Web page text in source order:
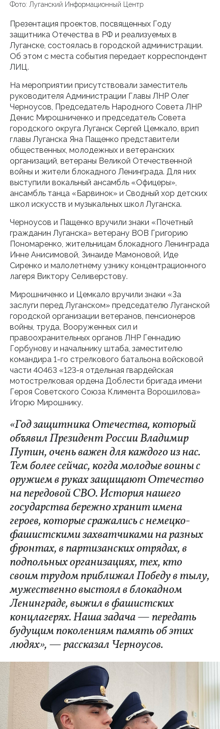
Фото: Луганский Информационный Центр
Презентация проектов, посвященных Году
защитника Отечества в РФ и реализуемых в
Луганске, состоялась в городской администрации.
Об этом с места события передает корреспондент
ЛИЦ.
На мероприятии присутствовали заместитель
руководителя Администрации Главы ЛНР Олег
Черноусов, Председатель Народного Совета ЛНР
Денис Мирошниченко и председатель Совета
городского округа Луганск Сергей Цемкало, врип
главы Луганска Яна Пащенко представители
общественных, молодежных и ветеранских
организаций, ветераны Великой Отечественной
войны и жители блокадного Ленинграда. Для них
выступили вокальный ансамбль «Офицеры»,
ансамбль танца «Барвинок» и Сводный хор детских
школ искусств и музыкальных школ Луганска.
Черноусов и Пащенко вручили знаки «Почетный
гражданин Луганска» ветерану ВОВ Григорию
Пономаренко, жительницам блокадного Ленинграда
Инне Анисимовой, Зинаиде Мамоновой, Иде
Сиренко и малолетнему узнику концентрационного
лагеря Виктору Селиверстову.
Мирошниченко и Цемкало вручили знаки «За
заслуги перед Луганском» председателю Луганской
городской организации ветеранов, пенсионеров
войны, труда, Вооруженных сил и
правоохранительных органов ЛНР Геннадию
Горбунову и начальнику штаба, заместителю
командира 1-го стрелкового батальона войсковой
части 40463 «123-я отдельная гвардейская
мотострелковая ордена Доблести бригада имени
Героя Советского Союза Климента Ворошилова»
Игорю Мирошнику.
«Год защитника Отечества, который
объявил Президент России Владимир
Путин, очень важен для каждого из нас.
Тем более сейчас, когда молодые воины с
оружием в руках защищают Отечество
на передовой СВО. История нашего
государства бережно хранит имена
героев, которые сражались с немецко-
фашистскими захватчиками на разных
фронтах, в партизанских отрядах, в
подпольных организациях, тех, кто
своим трудом приближал Победу в тылу,
мужественно выстоял в блокадном
Ленинграде, выжил в фашистских
концлагерях. Наша задача — передать
будущим поколениям память об этих
людях», — рассказал Черноусов.